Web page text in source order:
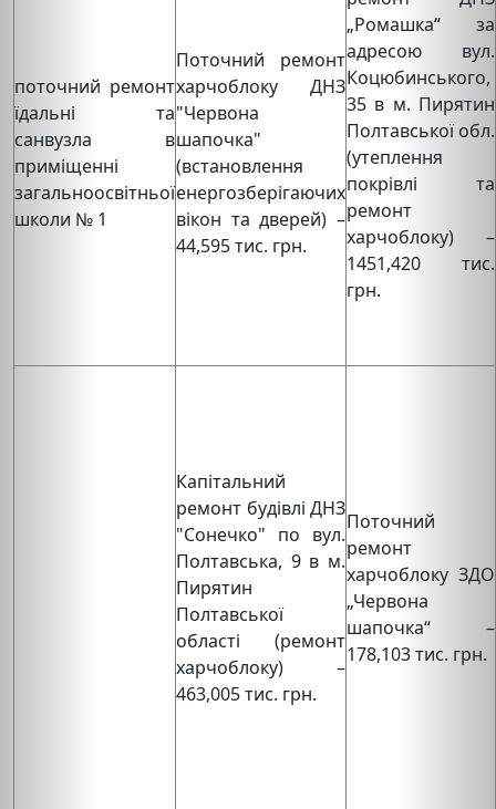
поточний ремонт
їдальні та
санвузла в
приміщенні
загальноосвітньої
школи № 1
Поточний ремонт
харчоблоку ДНЗ
"Червона
шапочка"
(встановлення
енергозберігаючих
вікон та дверей) –
44,595 тис. грн.
„Ромашка“ за
адресою вул.
Коцюбинського,
35 в м. Пирятин
Полтавської обл.
(утеплення
покрівлі та
ремонт
харчоблоку) –
1451,420 тис.
грн.
Капітальний
ремонт будівлі ДНЗ
"Сонечко" по вул.
Полтавська, 9 в м.
Пирятин
Полтавської
області (ремонт
харчоблоку) –
463,005 тис. грн.
Поточний
ремонт
харчоблоку ЗДО
„Червона
шапочка“ –
178,103 тис. грн.